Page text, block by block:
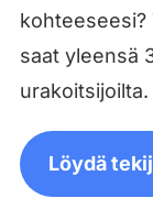
kohteeseesi?
saat yleensä
urakoitsijoilta.
Löydä